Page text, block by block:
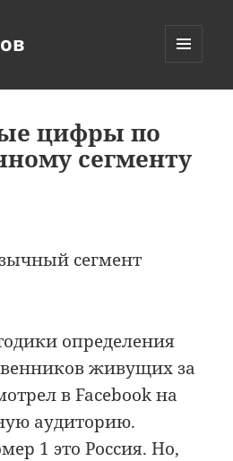
цифры по
сегменту
сегмент
определения
живущих за
в Facebook на
аудиторию.
1 это Россия. Но,